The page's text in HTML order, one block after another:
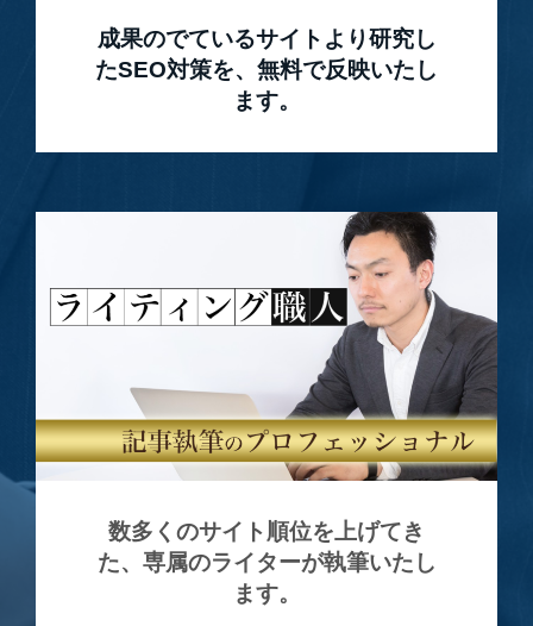
成果のでているサイトより研究し
たSEO対策を、無料で反映いたし
ます。
数多くのサイト順位を上げてき
た、 専属のライターが執筆いたし
ます。